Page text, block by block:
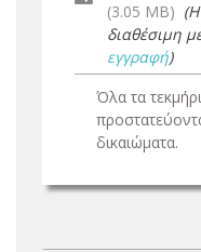
(3.05 MB)
διαθέσιμη
εγγραφή)
Όλα τα
δικαιώματα.